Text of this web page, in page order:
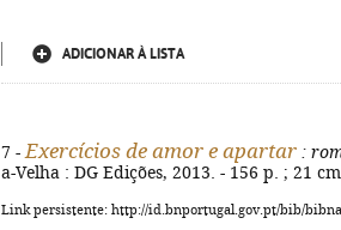
ADICIONAR À LISTA
7 - Exercícios de amor e apartar :
a-Velha : DG Edições, 2013. - 156 p. ; 21
Link persistente: http://id.bnportugal.gov.pt/bib/